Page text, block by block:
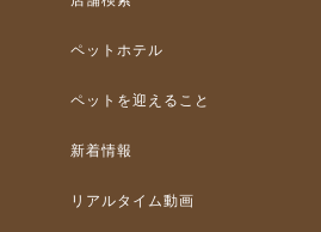
ペットホテル
ペットを迎えること
新着情報
リアルタイム動画